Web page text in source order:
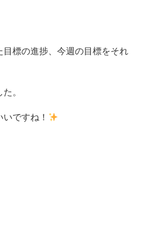
標の進捗、今週の目標をそれ
。
ですね！